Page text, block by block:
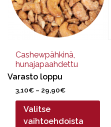
Cashewpähkinä,
hunajapaahdettu
Varasto loppu
3,10€ – 29,90€Hintaluokka:
3,10€
29,90€
Valitse
vaihtoehdoista
Voit
tehdä
valinnat
sivulla.